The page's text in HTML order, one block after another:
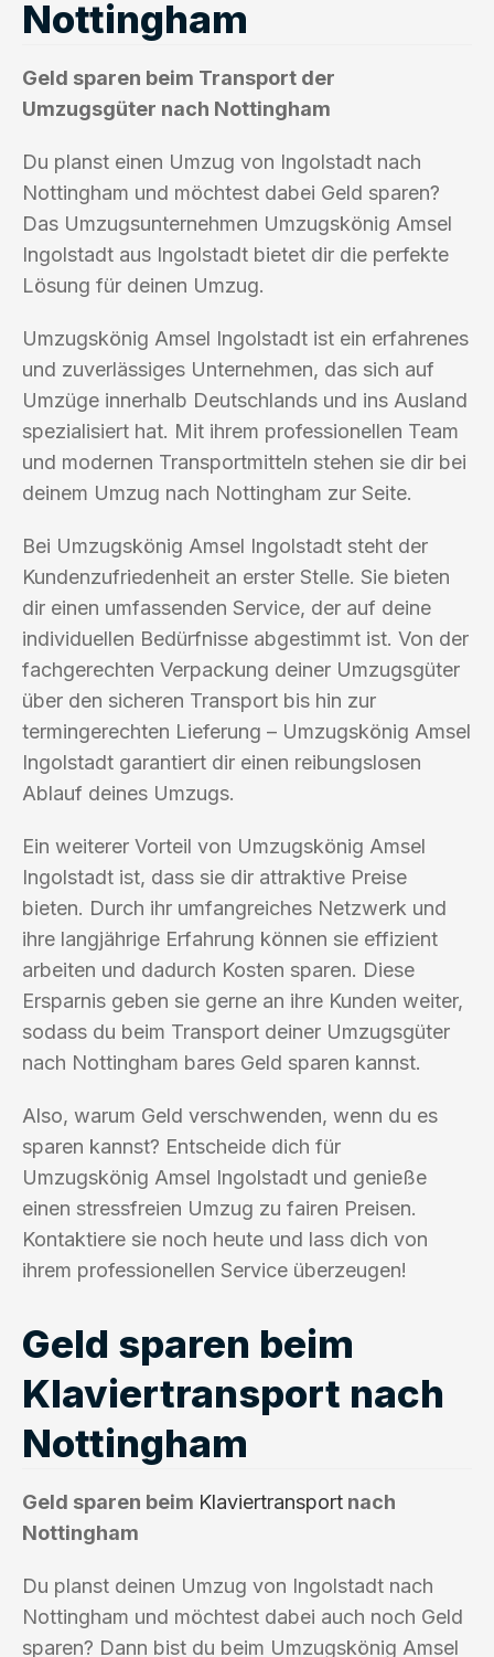
Nottingham
Geld sparen beim Transport der
Umzugsgüter nach Nottingham
Du planst einen Umzug von Ingolstadt nach
Nottingham und möchtest dabei Geld sparen?
Das Umzugsunternehmen Umzugskönig Amsel
Ingolstadt aus Ingolstadt bietet dir die perfekte
Lösung für deinen Umzug.
Umzugskönig Amsel Ingolstadt ist ein erfahrenes
und zuverlässiges Unternehmen, das sich auf
Umzüge innerhalb Deutschlands und ins Ausland
spezialisiert hat. Mit ihrem professionellen Team
und modernen Transportmitteln stehen sie dir bei
deinem Umzug nach Nottingham zur Seite.
Bei Umzugskönig Amsel Ingolstadt steht der
Kundenzufriedenheit an erster Stelle. Sie bieten
dir einen umfassenden Service, der auf deine
individuellen Bedürfnisse abgestimmt ist. Von der
fachgerechten Verpackung deiner Umzugsgüter
über den sicheren Transport bis hin zur
termingerechten Lieferung – Umzugskönig Amsel
Ingolstadt garantiert dir einen reibungslosen
Ablauf deines Umzugs.
Ein weiterer Vorteil von Umzugskönig Amsel
Ingolstadt ist, dass sie dir attraktive Preise
bieten. Durch ihr umfangreiches Netzwerk und
ihre langjährige Erfahrung können sie effizient
arbeiten und dadurch Kosten sparen. Diese
Ersparnis geben sie gerne an ihre Kunden weiter,
sodass du beim Transport deiner Umzugsgüter
nach Nottingham bares Geld sparen kannst.
Also, warum Geld verschwenden, wenn du es
sparen kannst? Entscheide dich für
Umzugskönig Amsel Ingolstadt und genieße
einen stressfreien Umzug zu fairen Preisen.
Kontaktiere sie noch heute und lass dich von
ihrem professionellen Service überzeugen!
Geld sparen beim
Klaviertransport nach
Nottingham
Geld sparen beim Klaviertransport nach
Nottingham
Du planst deinen Umzug von Ingolstadt nach
Nottingham und möchtest dabei auch noch Geld
sparen? Dann bist du beim Umzugskönig Amsel